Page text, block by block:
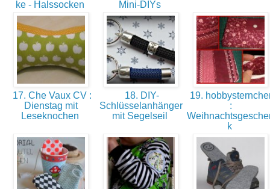
ke - Halssocken
Mini-DIYs
17. Che Vaux CV :
Dienstag mit
Leseknochen
18. DIY-
Schlüsselanhänger
mit Segelseil
19.
:
k